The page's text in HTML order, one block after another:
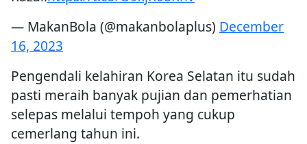
— MakanBola (@makanbolaplus) December
16, 2023
Pengendali kelahiran Korea Selatan itu sudah
pasti meraih banyak pujian dan pemerhatian
selepas melalui tempoh yang cukup
cemerlang tahun ini.